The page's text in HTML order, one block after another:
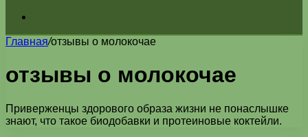
Главная/отзывы о молокочае
отзывы о молокочае
Приверженцы здорового образа жизни не понаслышке
знают, что такое биодобавки и протеиновые коктейли.